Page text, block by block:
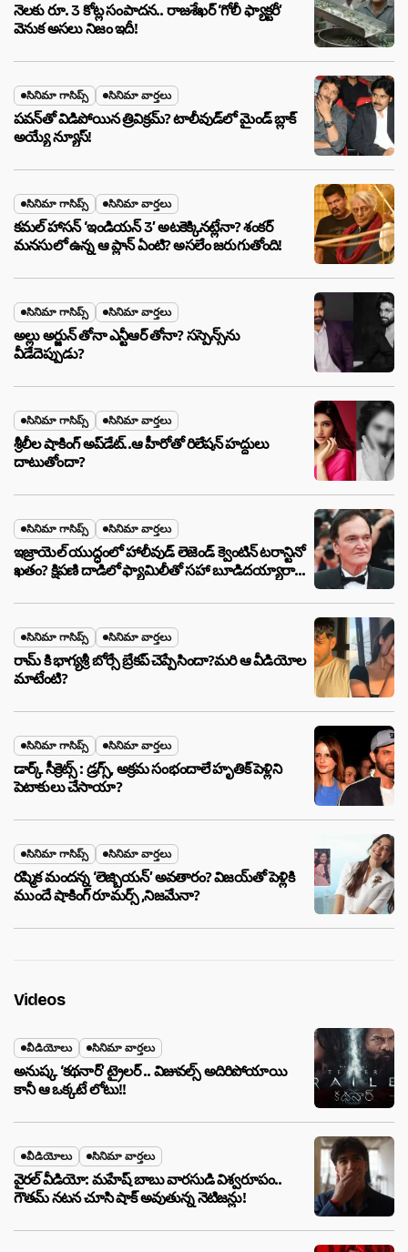
నెలకు రూ. 3 కోట్ల సంపాదన.. రాజశేఖర్ ‘గోలీ ఫ్యాక్టరీ’
వెనుక అసలు నిజం ఇదీ!
సినిమా గాసిప్స్ సినిమా వార్తలు
పవన్‌తో విడిపోయిన త్రివిక్రమ్? టాలీవుడ్‌లో మైండ్ బ్లాక్
అయ్యే న్యూస్!
సినిమా గాసిప్స్ సినిమా వార్తలు
కమల్ హాసన్ ‘ఇండియన్ 3’ అటకెక్కినట్లేనా? శంకర్
మనసులో ఉన్న ఆ ప్లాన్ ఏంటి? అసలేం జరుగుతోంది!
సినిమా గాసిప్స్ సినిమా వార్తలు
అల్లు అర్జున్ తోనా ఎన్టీఆర్ తోనా? సస్పెన్స్‌ను
వీడేదెప్పుడు?
సినిమా గాసిప్స్ సినిమా వార్తలు
శ్రీలీల షాకింగ్ అప్‌డేట్..ఆ హీరోతో రిలేషన్ హద్దులు
దాటుతోందా?
సినిమా గాసిప్స్ సినిమా వార్తలు
ఇజ్రాయెల్ యుద్ధంలో హాలీవుడ్ లెజెండ్ క్వెంటిన్ టరాన్టినో
ఖతం? క్షిపణి దాడిలో ఫ్యామిలీతో సహా బూడిదయ్యారా?
సినిమా గాసిప్స్ సినిమా వార్తలు
రామ్ కి భాగ్యశ్రీ బోర్సే బ్రేకప్ చెప్పేసిందా?మరి ఆ వీడియోల
మాటేంటి?
సినిమా గాసిప్స్ సినిమా వార్తలు
డార్క్ సీక్రెట్స్ : డ్రగ్స్, అక్రమ సంభందాలే హృతిక్ పెళ్లిని
పెటాకులు చేసాయా?
సినిమా గాసిప్స్ సినిమా వార్తలు
రష్మిక మందన్న ‘లెజ్బియన్’ అవతారం? విజయ్‌తో పెళ్లికి
ముందే షాకింగ్ రూమర్స్ ,నిజమేనా?
Videos
వీడియోలు సినిమా వార్తలు
అనుష్క ‘కథనార్’ ట్రైలర్ .. విజువల్స్ అదిరిపోయాయి
కానీ ఆ ఒక్కటే లోటు!!
వీడియోలు సినిమా వార్తలు
వైరల్ వీడియో: మహేష్ బాబు వారసుడి విశ్వరూపం..
గౌతమ్ నటన చూసి షాక్ అవుతున్న నెటిజన్లు!